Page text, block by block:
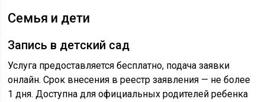
Семья и дети
Запись в детский сад
Услуга предоставляется бесплатно, подача заявки
онлайн. Срок внесения в реестр заявления — не более
1 дня. Доступна для официальных родителей ребенка